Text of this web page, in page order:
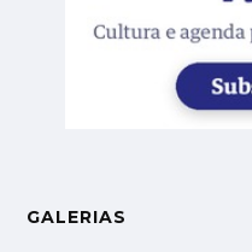
GALERIAS